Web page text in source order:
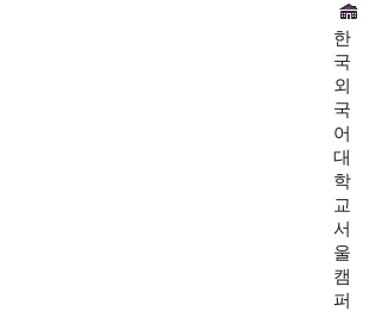
한
국
외
국
어
대
학
교
서
울
캠
퍼